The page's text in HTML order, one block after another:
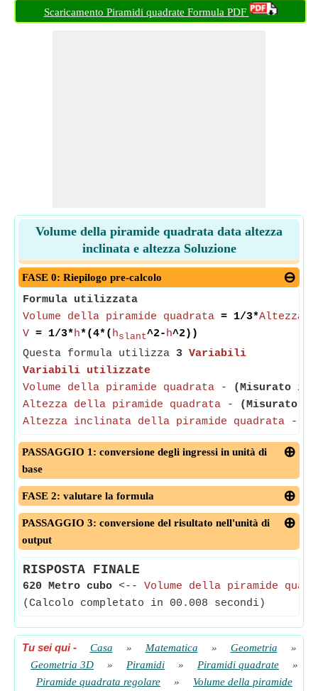
Scaricamento Piramidi quadrate Formula PDF
Volume della piramide quadrata data altezza
inclinata e altezza Soluzione
FASE 0: Riepilogo pre-calcolo
Formula utilizzata
Volume della piramide quadrata = 1/3*Altezza
V = 1/3*h*(4*( hslant^2-h^2))
Questa formula utilizza 3 Variabili
Variabili utilizzate
Volume della piramide quadrata -
(Misurato in
Altezza della piramide quadrata -
(Misurato
Altezza inclinata della piramide quadrata -
PASSAGGIO 1: conversione degli ingressi in unità di
base
FASE 2: valutare la formula
PASSAGGIO 3: conversione del risultato nell'unità di
output
RISPOSTA FINALE
620 Metro cubo <-- Volume della piramide
(Calcolo completato in 00.008 secondi)
Tu sei qui- Casa » Matematica » Geometria
»
Geometria 3D
» Piramidi » Piramidi quadrate
»
Piramide quadrata regolare
»
Volume della piramide